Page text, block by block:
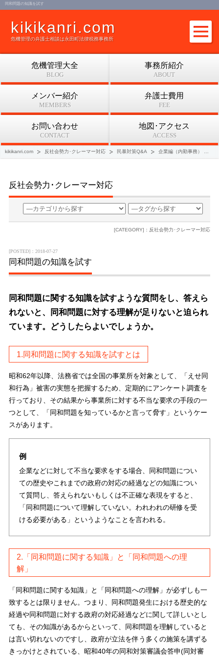
kikikanri.com
危機管理の弁護士相談は永田町法律税務事務所
同和問題の知識を試す
危機管理大全
BLOG
事務所紹介
ABOUT
メンバー紹介
MEMBERS
弁護士費用
FEE
お問い合わせ
CONTACT
地図･アクセス
ACCESS
kikikanri.com 反社会勢力･クレーマー対応 民暴対策Q&A 企業編（内勤事務）
反社会勢力･クレーマー対応
[CATEGORY]：反社会勢力･クレーマー対応
同和問題の知識を試す
[POSTED]：2018-07-27
同和問題に関する知識を試すような質問をし、答えら
れないと、同和問題に対する理解が足りないと迫られ
ています。どうしたらよいでしょうか。
1.同和問題に関する知識を試すとは
昭和62年以降、法務省では全国の事業所を対象として、「えせ同
和行為」被害の実態を把握するため、定期的にアンケート調査を
行っており、その結果から事業所に対する不当な要求の手段の一
つとして、「同和問題を知っているかと言って脅す」というケー
スがあります。
例
企業などに対して不当な要求をする場合、同和問題につい
ての歴史やこれまでの政府の対応の経過などの知識につい
て質問し、答えられないもしくは不正確な表現をすると、
「同和問題について理解していない。われわれの研修を受
ける必要がある」というようなことを言われる。
2.「同和問題に関する知識」と「同和問題への理
解」
「同和問題に関する知識」と「同和問題への理解」が必ずしも一
致するとは限りません。つまり、同和問題発生における歴史的な
経過や同和問題に対する政府の対応経過などに関して詳しいとし
ても、その知識があるからといって、同和問題を理解していると
は言い切れないのですし、政府が立法を伴う多くの施策を講ずる
きっかけとされている、昭和40年の同和対策審議会答申(同対審